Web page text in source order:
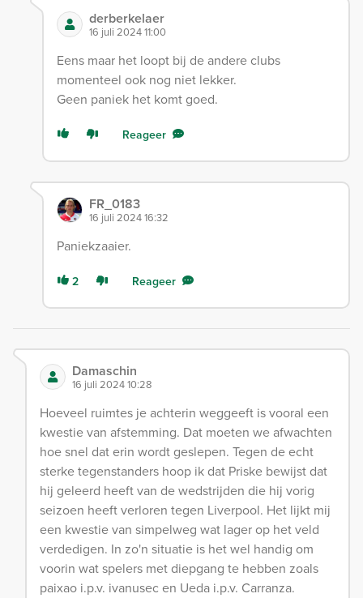
derberkelaer
16 juli 2024 11:00
Eens maar het loopt bij de andere clubs
momenteel ook nog niet lekker.
Geen paniek het komt goed.
Reageer
FR_0183
16 juli 2024 16:32
Paniekzaaier.
2 Reageer
Damaschin
16 juli 2024 10:28
Hoeveel ruimtes je achterin weggeeft is vooral een
kwestie van afstemming. Dat moeten we afwachten
hoe snel dat erin wordt geslepen. Tegen de echt
sterke tegenstanders hoop ik dat Priske bewijst dat
hij geleerd heeft van de wedstrijden die hij vorig
seizoen heeft verloren tegen Liverpool. Het lijkt mij
een kwestie van simpelweg wat lager op het veld
verdedigen. In zo'n situatie is het wel handig om
voorin wat spelers met diepgang te hebben zoals
paixao i.p.v. ivanusec en Ueda i.p.v. Carranza.